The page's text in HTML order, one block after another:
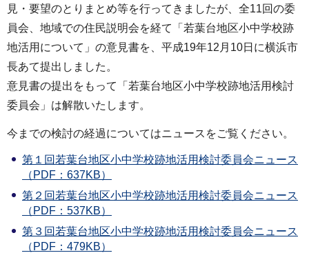
見・要望のとりまとめ等を行ってきましたが、全11回の委
員会、地域での住民説明会を経て「若葉台地区小中学校跡
地活用について」の意見書を、平成19年12月10日に横浜市
長あて提出しました。
意見書の提出をもって「若葉台地区小中学校跡地活用検討
委員会」は解散いたします。
今までの検討の経過についてはニュースをご覧ください。
第１回若葉台地区小中学校跡地活用検討委員会ニュース
（PDF：637KB）
第２回若葉台地区小中学校跡地活用検討委員会ニュース
（PDF：537KB）
第３回若葉台地区小中学校跡地活用検討委員会ニュース
（PDF：479KB）